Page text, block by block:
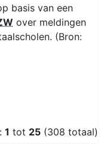
basis van een
over meldingen
(Bron:
1 tot 25 (308 totaal)